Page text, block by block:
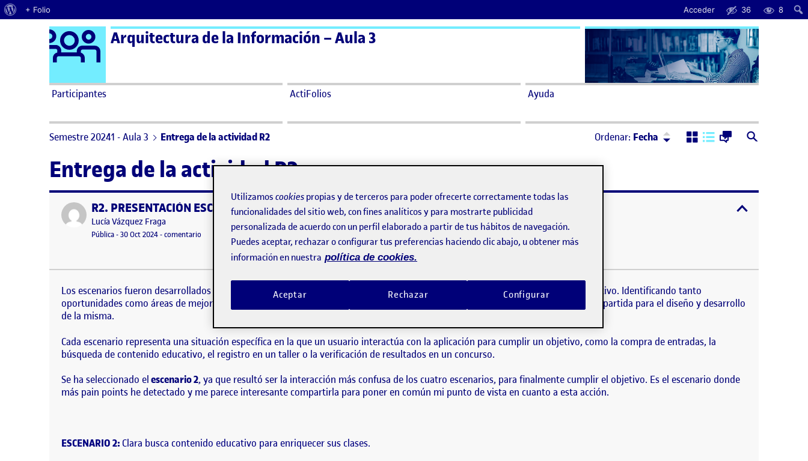
Acerca de WordPress
+ Folio Acceder 36 8
Saltar al contenido Logo Ágora
Arquitectura de la Información – Aula 3
Participantes ActiFolios Ayuda
Semestre 20241 - Aula 3 Entrega de la actividad R2 Ordenar: Fecha Ordenar:Descendente
Entrega de la actividad R2
Publicado porR2. PRESENTACIÓN ESCENARIO Y USER JOURNEY
Publicado por
Lucía Vázquez Fraga
Visibilidad:
Pública-Fecha de publicación
30 Oct 2024-comentario en R2. PRESENTACIÓN ESCENARIO Y USER JOURNEY
Los escenarios fueron desarrollados a partir de la navegación que realiza el usuario a través de la web actual para cumplir su objetivo. Identificando tanto oportunidades como
áreas de mejora relevantes para los elementos que se integrarán en la aplicación, dado que será el punto de partida para…
Los escenarios fueron desarrollados a partir de la navegación que realiza el usuario a través de la web actual para cumplir su objetivo. Identificando tanto
oportunidades como áreas de mejora relevantes para los elementos que se integrarán en la aplicación, dado que será el punto de partida para el diseño y desarrollo
de la misma.
Cada escenario representa una situación específica en la que un usuario interactúa con la aplicación para cumplir un objetivo, como la compra de entradas, la
búsqueda de contenido educativo, el registro en un taller o la verificación de resultados en un concurso.
Se ha seleccionado elescenario 2, ya que resultó ser la interacción más confusa de los cuatro escenarios, para finalmente cumplir el objetivo. Es el escenario donde
más pain points he detectado y me parece interesante compartirla para poner en común mi punto de vista en cuanto a esta acción.
ESCENARIO 2: Clara busca contenido educativo para enriquecer sus clases.
Utilizamos cookies propias y de terceros para poder ofrecerte correctamente todas las
funcionalidades del sitio web, con fines analíticos y para mostrarte publicidad
personalizada de acuerdo con un perfil elaborado a partir de tus hábitos de navegación.
Puedes aceptar, rechazar o configurar tus preferencias haciendo clic abajo, u obtener más
información en nuestra política de cookies.
Rechazar
Aceptar Configurar